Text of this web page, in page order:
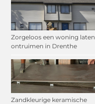
Zorgeloos een woning laten
ontruimen in Drenthe
Zandkleurige keramische